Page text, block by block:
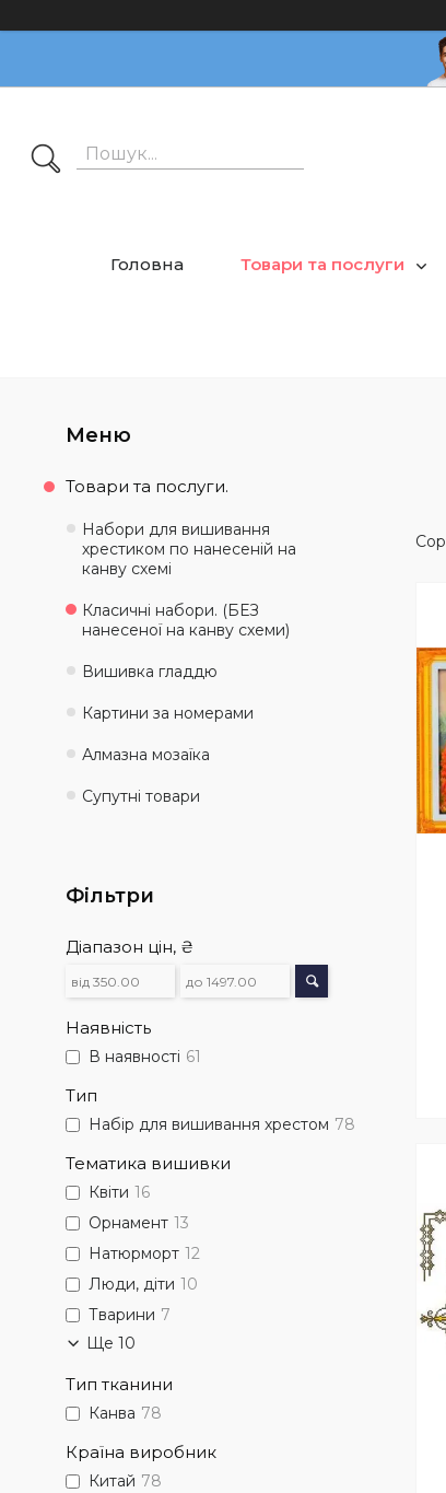
Головна Товари та послуги
Товари та послуги.
Набори для вишивання
хрестиком по нанесеній на
канву схемі
Класичні набори. (БЕЗ
нанесеної на канву схеми)
Вишивка гладдю
Картини за номерами
Алмазна мозаїка
Супутні товари
Фільтри
Діапазон цін, ₴
Наявність
В наявності 61
Тип
Набір для вишивання хрестом 78
Тематика вишивки
Квіти 16
Орнамент 13
Натюрморт 12
Люди, діти 10
Тварини 7
Ще 10
Тип тканини
Канва 78
Країна виробник
Китай 78